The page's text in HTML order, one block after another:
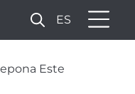
ES
Este